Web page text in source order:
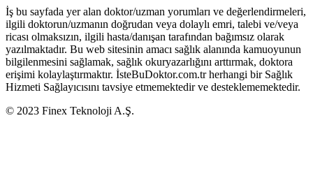
İş bu sayfada yer alan doktor/uzman yorumları ve değerlendirmeleri,
ilgili doktorun/uzmanın doğrudan veya dolaylı emri, talebi ve/veya
ricası olmaksızın, ilgili hasta/danışan tarafından bağımsız olarak
yazılmaktadır. Bu web sitesinin amacı sağlık alanında kamuoyunun
bilgilenmesini sağlamak, sağlık okuryazarlığını arttırmak, doktora
erişimi kolaylaştırmaktır. İsteBuDoktor.com.tr herhangi bir Sağlık
Hizmeti Sağlayıcısını tavsiye etmemektedir ve desteklememektedir.
© 2023 Finex Teknoloji A.Ş.